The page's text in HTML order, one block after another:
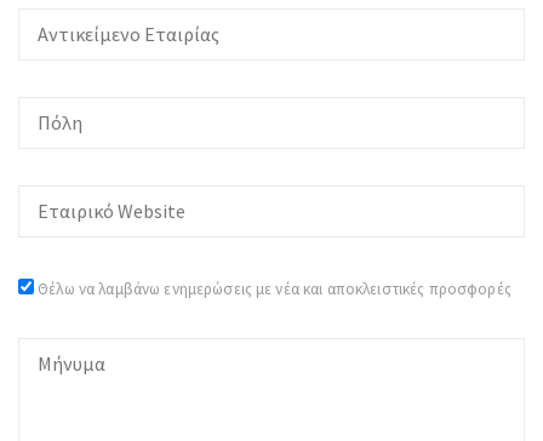
Θέλω να λαμβάνω ενημερώσεις με νέα και αποκλειστικές προσφορές